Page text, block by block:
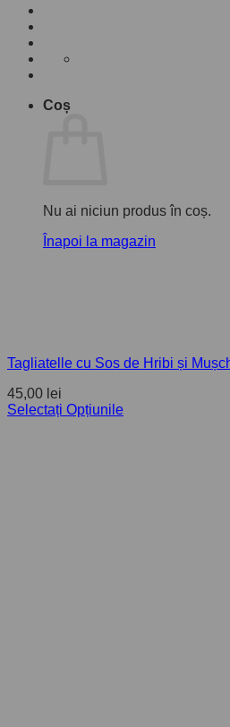
Coș
Nu ai niciun produs în coș.
Înapoi la magazin
Tagliatelle cu Sos de Hribi și
45,00 lei
Selectați Opțiunile